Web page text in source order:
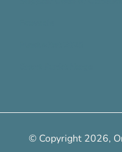
© Copyright 2026,